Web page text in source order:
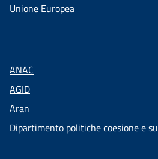
Unione Europea
ANAC
AGID
Aran
Dipartimento politiche coesione e